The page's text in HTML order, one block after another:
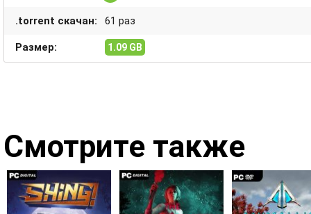
.torrent скачан: 61 раз
Размер: 1.09 GB
Смотрите также